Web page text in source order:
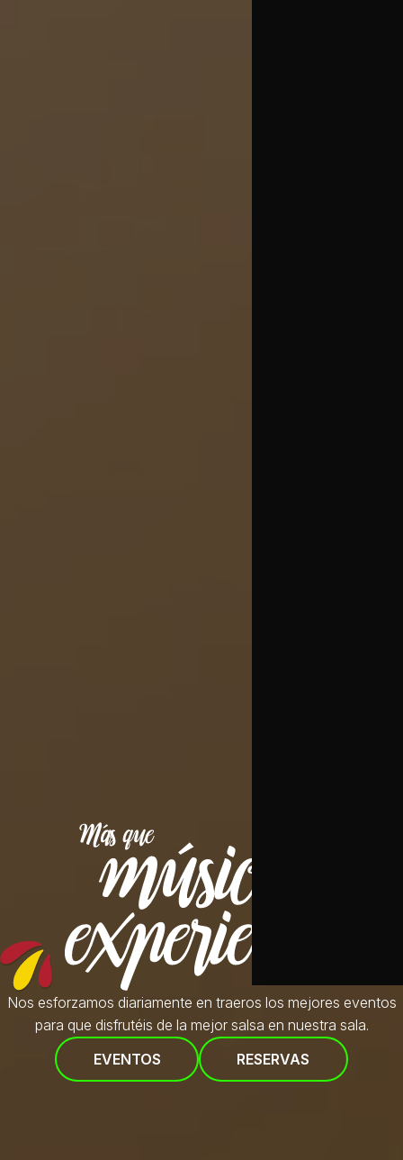
Nos esforzamos diariamente en traeros los mejores eventos
para que disfrutéis de la mejor salsa en nuestra sala.
EVENTOS
RESERVAS